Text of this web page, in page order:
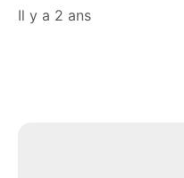
il y a 2 ans